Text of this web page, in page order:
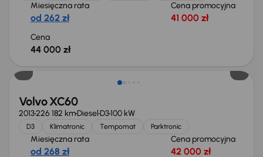
Miesięczna rata
od 262 zł
Cena promocyjna
41 000 zł
Cena
44 000 zł
Volvo XC60
2013226 182 kmDiesel D3100 kW
D3 Klimatronic Tempomat Parktronic
Miesięczna rata
od 268 zł
Cena promocyjna
42 000 zł